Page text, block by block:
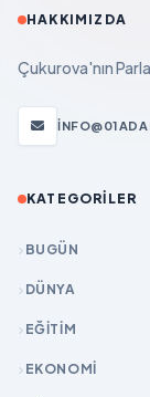
HAKKIMIZDA
Çukurova'nın
KATEGORILER
BUGÜN
DÜNYA
EĞİTİM
EKONOMİ